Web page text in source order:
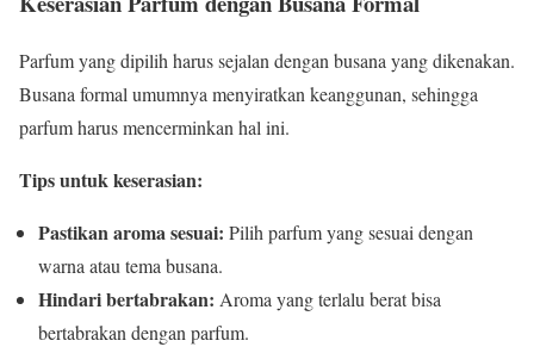
Parfum yang dipilih harus sejalan dengan busana yang dikenakan.
Busana formal umumnya menyiratkan keanggunan, sehingga
parfum harus mencerminkan hal ini.
Tips untuk keserasian:
Pastikan aroma sesuai: Pilih parfum yang sesuai dengan
warna atau tema busana.
Hindari bertabrakan: Aroma yang terlalu berat bisa
bertabrakan dengan parfum.